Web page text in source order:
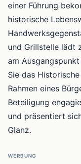
einer Führung
historische
und Grillstelle lädt
am
Sie das
Rahmen eines
Beteiligung
und präsentiert
Glanz.
WERBUNG